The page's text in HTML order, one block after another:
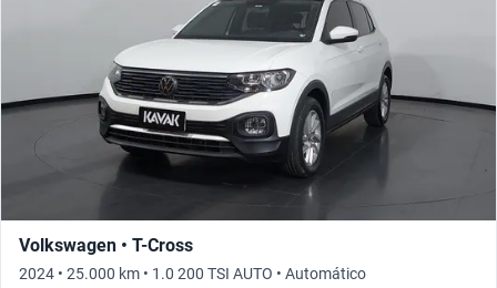
Volkswagen • T-Cross
2024 • 25.000 km • 1.0 200 TSI AUTO • Automático